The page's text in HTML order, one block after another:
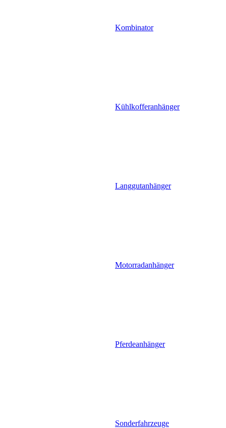
Kombinator
Kühlkofferanhänger
Langgutanhänger
Motorradanhänger
Pferdeanhänger
Sonderfahrzeuge